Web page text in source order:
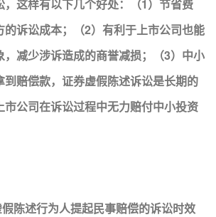
，这样有以下几个好处：（1）节省费
的诉讼成本；（2）有利于上市公司也能
，减少涉诉造成的商誉减损；（3）中小
到赔偿款，证券虚假陈述诉讼是长期的
市公司在诉讼过程中无力赔付中小投资
陈述行为人提起民事赔偿的诉讼时效